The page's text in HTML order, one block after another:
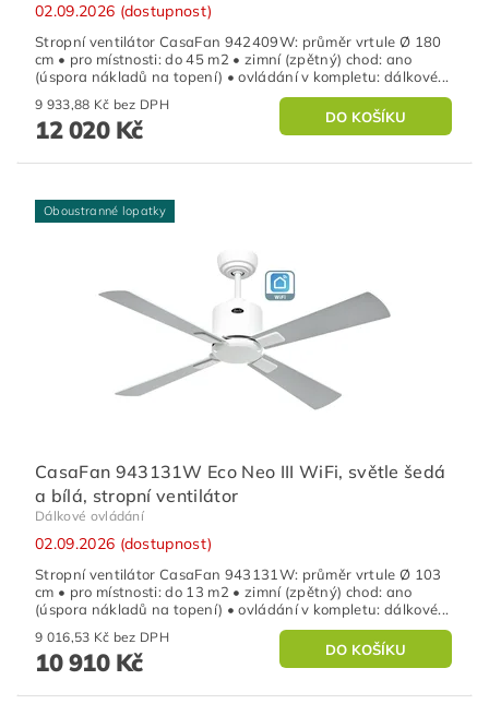
02.09.2026 (dostupnost)
Stropní ventilátor CasaFan 942409W: průměr vrtule Ø 180
cm • pro místnosti: do 45 m2 • zimní (zpětný) chod: ano
(úspora nákladů na topení) • ovládání v kompletu: dálkové...
9 933,88 Kč bez DPH
12 020 Kč
Oboustranné lopatky
CasaFan 943131W Eco Neo III WiFi, světle šedá
a bílá, stropní ventilátor
Dálkové ovládání
02.09.2026 (dostupnost)
Stropní ventilátor CasaFan 943131W: průměr vrtule Ø 103
cm • pro místnosti: do 13 m2 • zimní (zpětný) chod: ano
(úspora nákladů na topení) • ovládání v kompletu: dálkové...
9 016,53 Kč bez DPH
10 910 Kč